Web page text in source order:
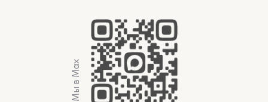
Мы в Max